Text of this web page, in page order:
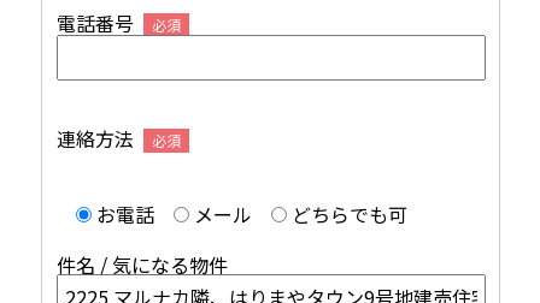
電話番号 必須
連絡方法 必須
お電話 メール
どちらでも可
件名 / 気になる物件